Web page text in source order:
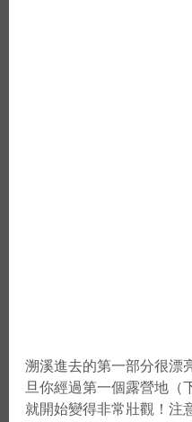
溯溪進去的第一部分很漂
旦你經過第一個露營地（
就開始變得非常壯觀！注